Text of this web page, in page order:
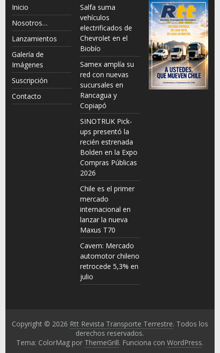
Inicio
Nosotros…
Lanzamientos
Galería de
Imágenes
Suscripción
Contacto
Salfa suma
vehículos
electrificados de
Chevrolet en el
Biobío
Samex amplía su
red con nuevas
sucursales en
Rancagua y
Copiapó
SINOTRUK Pick-
ups presentó la
recién estrenada
Bolden en la Expo
Compras Públicas
2026
Chile es el primer
mercado
internacional en
lanzar la nueva
Maxus T70
Cavem: Mercado
automotor chileno
retrocede 5,3% en
julio
Copyright © 2026 Rtt Revista Transporte Terrestre. Todos los
derechos reservados.
Tema: ColorMag por ThemeGrill. Funciona conWordPress.